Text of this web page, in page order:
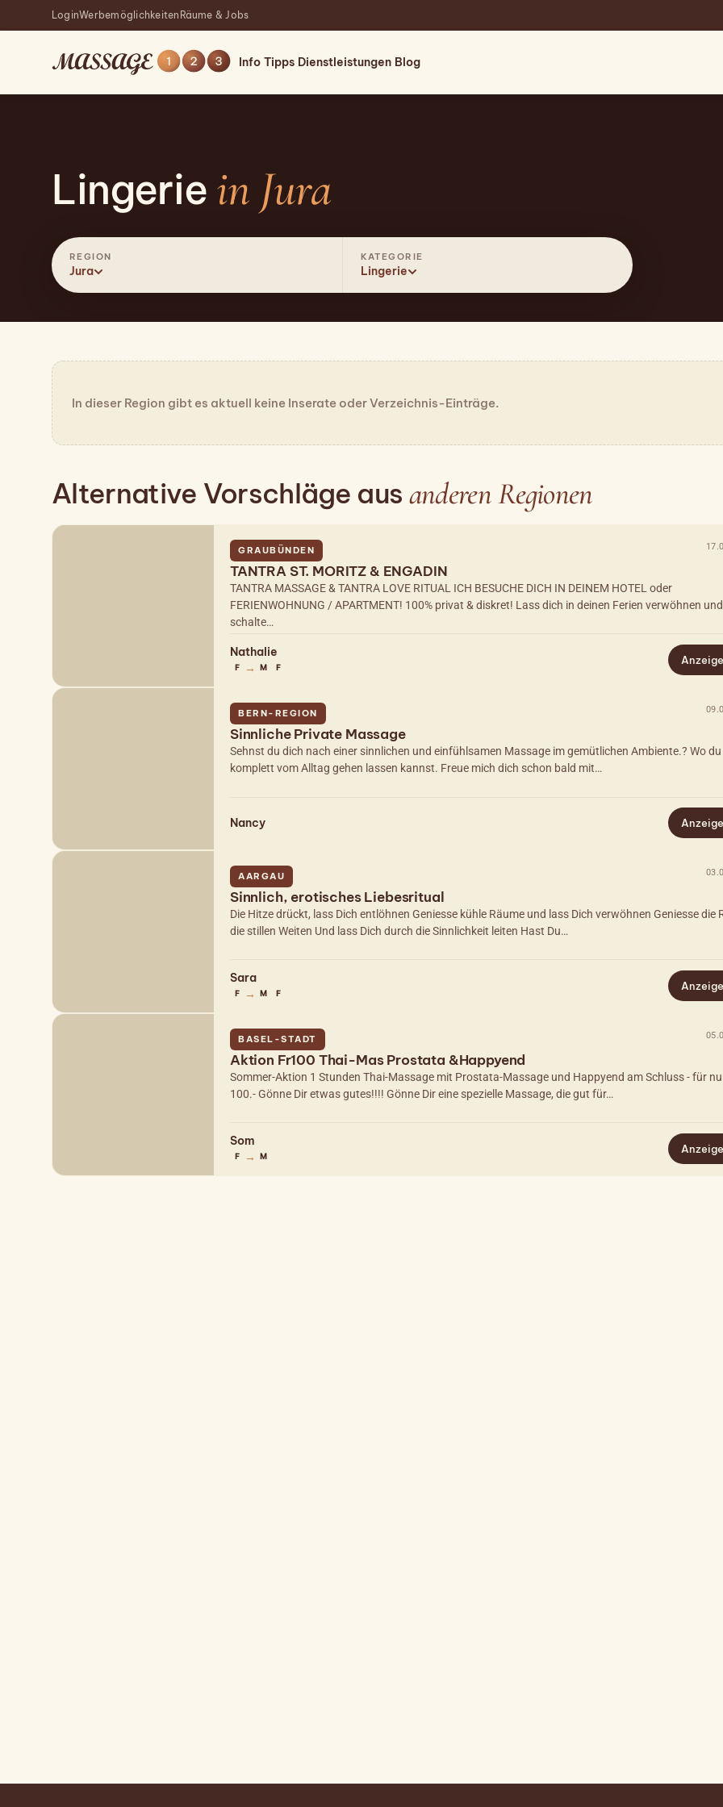
LoginWerbemöglichkeiten Räume & Jobs
Info Tipps Dienstleistungen Blog
Lingerie in Jura
REGION
Jura
KATEGORIE
Lingerie
In dieser Region gibt es aktuell keine Inserate oder Verzeichnis-Einträge.
Alternative Vorschläge aus anderen Regionen
GRAUBÜNDEN
TANTRA ST. MORITZ & ENGADIN
TANTRA MASSAGE & TANTRA LOVE RITUAL ICH BESUCHE DICH IN DEINEM HOTEL oder
FERIENWOHNUNG / APARTMENT! 100% privat & diskret! Lass dich in deinen Ferien verwöhnen und
schalte…
Nathalie
F → M F
BERN-REGION
Sinnliche Private Massage
Sehnst du dich nach einer sinnlichen und einfühlsamen Massage im gemütlichen Ambiente.? Wo
komplett vom Alltag gehen lassen kannst. Freue mich dich schon bald mit…
Nancy
AARGAU
Sinnlich, erotisches Liebesritual
Die Hitze drückt, lass Dich entlöhnen Geniesse kühle Räume und lass Dich verwöhnen Geniesse die
die stillen Weiten Und lass Dich durch die Sinnlichkeit leiten Hast Du…
Sara
F → M F
BASEL-STADT
Aktion Fr100 Thai-Mas Prostata &Happyend
Sommer-Aktion 1 Stunden Thai-Massage mit Prostata-Massage und Happyend am Schluss - für
100.- Gönne Dir etwas gutes!!!! Gönne Dir eine spezielle Massage, die gut für…
Som
F → M